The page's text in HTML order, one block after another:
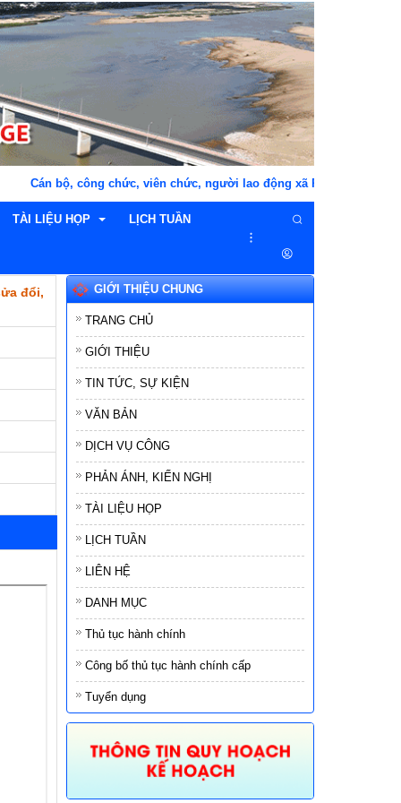
bộ, công chức, viên chức, người lao động xã Phú Hòa 1 "THÂN
nghị
TÀI LIỆU HỌP
TÀI LIỆU HỌP HĐND
TÀI LIỆU HỌP UBND
LỊCH TUẦN
đổi,
GIỚI THIỆU CHUNG
TRANG CHỦ
GIỚI THIỆU
TIN TỨC, SỰ KIỆN
VĂN BẢN
DỊCH VỤ CÔNG
PHẢN ÁNH, KIẾN NGHỊ
TÀI LIỆU HỌP
LỊCH TUẦN
LIÊN HỆ
DANH MỤC
Thủ tục hành chính
Công bố thủ tục hành chính cấp
Tuyển dụng